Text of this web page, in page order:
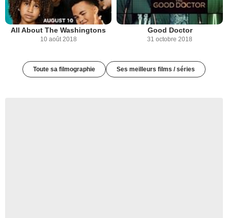
All About The Washingtons
10 août 2018
Good Doctor
31 octobre 2018
Toute sa filmographie Ses meilleurs films / séries